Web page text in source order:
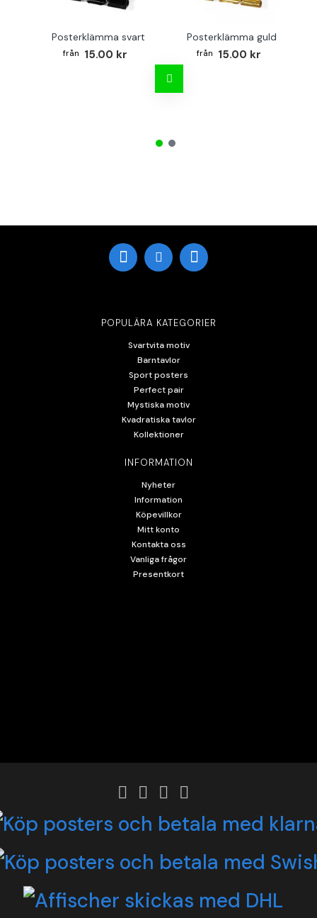
Posterklämma svart
15.00 kr
Posterklämma guld
15.00 kr
POPULÄRA KATEGORIER
Svartvita motiv
Barntavlor
Sport posters
Perfect pair
Mystiska motiv
Kvadratiska tavlor
Kollektioner
INFORMATION
Nyheter
Information
Köpevillkor
Mitt konto
Kontakta oss
Vanliga frågor
Presentkort